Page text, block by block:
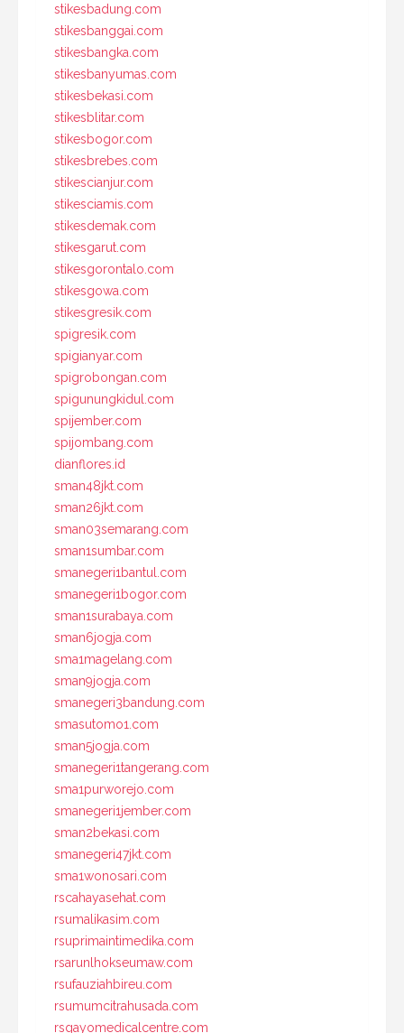
stikesbadung.com
stikesbanggai.com
stikesbangka.com
stikesbanyumas.com
stikesbekasi.com
stikesblitar.com
stikesbogor.com
stikesbrebes.com
stikescianjur.com
stikesciamis.com
stikesdemak.com
stikesgarut.com
stikesgorontalo.com
stikesgowa.com
stikesgresik.com
spigresik.com
spigianyar.com
spigrobongan.com
spigunungkidul.com
spijember.com
spijombang.com
dianflores.id
sman48jkt.com
sman26jkt.com
sman03semarang.com
sman1sumbar.com
smanegeri1bantul.com
smanegeri1bogor.com
sman1surabaya.com
sman6jogja.com
sma1magelang.com
sman9jogja.com
smanegeri3bandung.com
smasutomo1.com
sman5jogja.com
smanegeri1tangerang.com
sma1purworejo.com
smanegeri1jember.com
sman2bekasi.com
smanegeri47jkt.com
sma1wonosari.com
rscahayasehat.com
rsumalikasim.com
rsuprimaintimedika.com
rsarunlhokseumaw.com
rsufauziahbireu.com
rsumumcitrahusada.com
rsgayomedicalcentre.com